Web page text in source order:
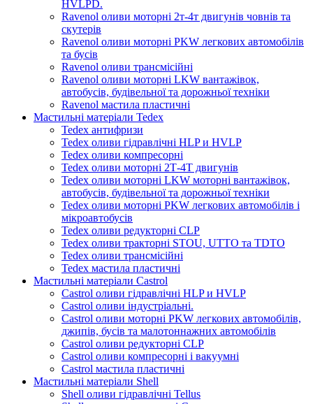
HVLPD.
Ravenol оливи моторні 2т-4т двигунів човнів та
скутерів
Ravenol оливи моторні PKW легкових автомобілів
та бусів
Ravenol оливи трансмісійні
Ravenol оливи моторні LKW вантажівок,
автобусів, будівельної та дорожньої техніки
Ravenol мастила пластичні
Мастильні матеріали Tedex
Tedex антифризи
Tedex оливи гідравлічні HLP и HVLP
Tedex оливи компресорні
Tedex оливи моторні 2Т-4Т двигунів
Tedex оливи моторні LKW моторні вантажівок,
автобусів, будівельної та дорожньої техніки
Tedex оливи моторні PKW легкових автомобілів і
мікроавтобусів
Tedex оливи редукторні CLP
Tedex оливи тракторні STOU, UTTO та TDTO
Tedex оливи трансмісійні
Tedex мастила пластичні
Мастильні матеріали Castrol
Castrol оливи гідравлічні HLP и HVLP
Castrol оливи індустріальні.
Castrol оливи моторні PKW легкових автомобілів,
джипів, бусів та малотоннажних автомобілів
Castrol оливи редукторні CLP
Castrol оливи компресорні і вакуумні
Castrol мастила пластичні
Мастильні матеріали Shell
Shell оливи гідравлічні Tellus